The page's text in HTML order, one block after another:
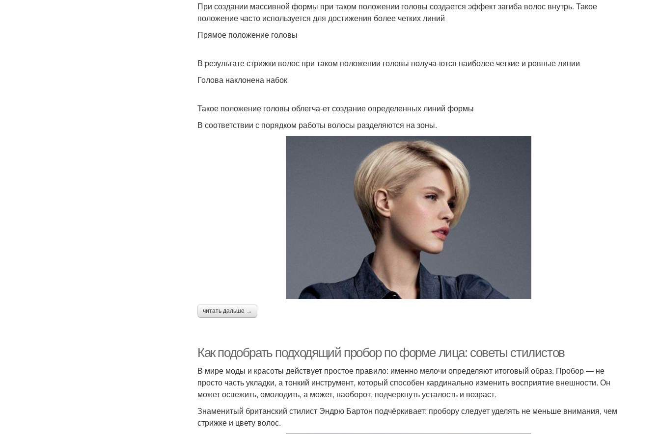
При создании массивной формы при таком положении головы создается эффект загиба волос внутрь. Такое
положение часто используется для достижения более четких линий
Прямое положение головы
В результате стрижки волос при таком положении головы получа-ются наиболее четкие и ровные линии
Голова наклонена набок
Такое положение головы облегча-ет создание определенных линий формы
В соответствии с порядком работы волосы разделяются на зоны.
читать дальше →
Как подобрать подходящий пробор по форме лица: советы стилистов
В мире моды и красоты действует простое правило: именно мелочи определяют итоговый образ. Пробор — не
просто часть укладки, а тонкий инструмент, который способен кардинально изменить восприятие внешности. Он
может освежить, омолодить, а может, наоборот, подчеркнуть усталость и возраст.
Знаменитый британский стилист Эндрю Бартон подчёркивает: пробору следует уделять не меньше внимания, чем
стрижке и цвету волос.